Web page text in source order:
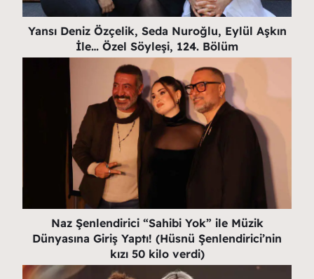
Yansı Deniz Özçelik, Seda Nuroğlu, Eylül Aşkın
İle… Özel Söyleşi, 124. Bölüm
Naz Şenlendirici “Sahibi Yok” ile Müzik
Dünyasına Giriş Yaptı! (Hüsnü Şenlendirici’nin
kızı 50 kilo verdi)